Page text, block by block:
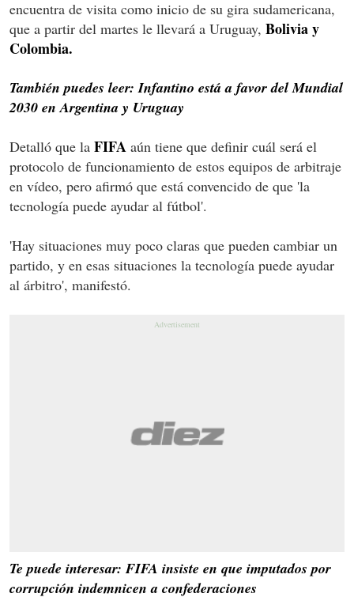
encuentra de visita como inicio de su gira sudamericana,
que a partir del martes le llevará a Uruguay, Bolivia y
Colombia.
También puedes leer: Infantino está a favor del Mundial
2030 en Argentina y Uruguay
Detalló que la FIFA aún tiene que definir cuál será el
protocolo de funcionamiento de estos equipos de arbitraje
en vídeo, pero afirmó que está convencido de que 'la
tecnología puede ayudar al fútbol'.
'Hay situaciones muy poco claras que pueden cambiar un
partido, y en esas situaciones la tecnología puede ayudar
al árbitro', manifestó.
Te puede interesar: FIFA insiste en que imputados por
corrupción indemnicen a confederaciones